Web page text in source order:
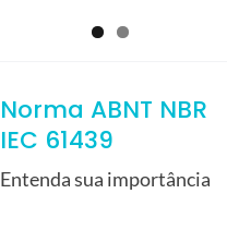
Norma ABNT NBR
IEC 61439
Entenda sua importância